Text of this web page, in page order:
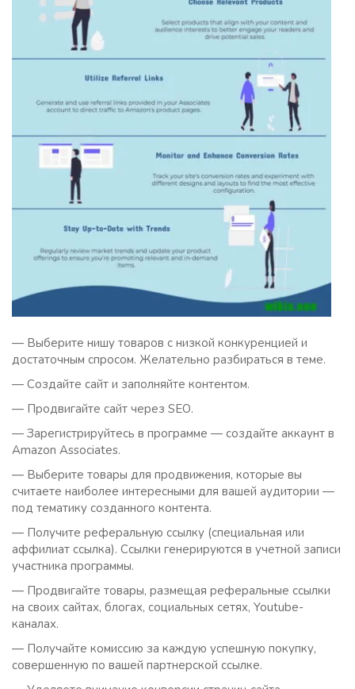
— Выберите нишу товаров с низкой конкуренцией и
достаточным спросом. Желательно разбираться в теме.
— Создайте сайт и заполняйте контентом.
— Продвигайте сайт через SEО.
— Зарегистрируйтесь в программе — создайте аккаунт в
Amazon Associates.
— Выберите товары для продвижения, которые вы
считаете наиболее интересными для вашей аудитории —
под тематику созданного контента.
— Получите реферальную ссылку (специальная или
аффилиат ссылка). Ссылки генерируются в учетной записи
участника программы.
— Продвигайте товары, размещая реферальные ссылки
на своих сайтах, блогах, социальных сетях, Youtube-
каналах.
— Получайте комиссию за каждую успешную покупку,
совершенную по вашей партнерской ссылке.